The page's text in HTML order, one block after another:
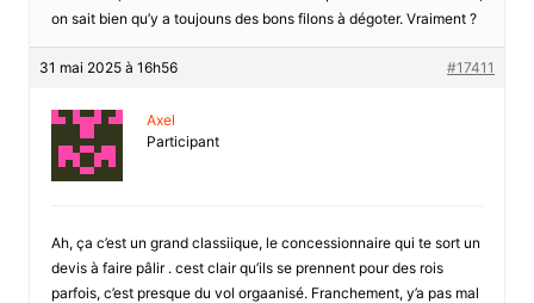
on sait bien qu’y a toujouns des bons filons à dégoter. Vraiment ?
31 mai 2025 à 16h56 #17411
Axel
Participant
Ah, ça c’est un grand classiique, le concessionnaire qui te sort un
devis à faire pâlir . cest clair qu’ils se prennent pour des rois
parfois, c’est presque du vol orgaanisé. Franchement, y’a pas mal